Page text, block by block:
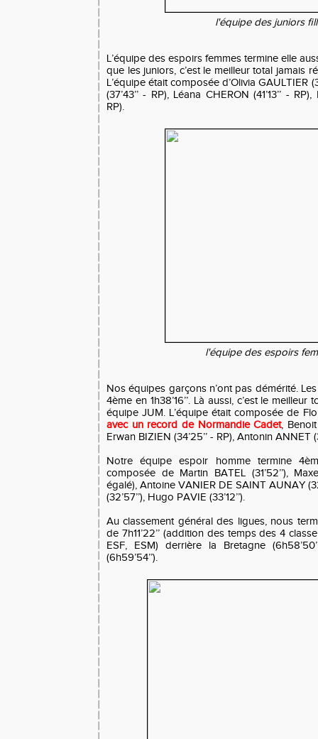
l'équipe des juniors
L’équipe des espoirs femmes termine elle
que les juniors, c’est le meilleur total jamais
L’équipe était composée d’Olivia GAULTIER
(37’43’’ - RP), Léana CHERON (41’13’’ -
RP).
l'équipe des espoirs
Nos équipes garçons n’ont pas démérité.
4ème en 1h38’16’’. Là aussi, c’est le
équipe JUM. L’équipe était composée de
avec un record de Normandie Cadet, Benoit
Erwan BIZIEN (34’25’’ - RP), Antonin ANNET
Notre équipe espoir homme termine
composée de Martin BATEL (31’52’’),
égalé), Antoine VANIER DE SAINT AUNAY
(32’57’’), Hugo PAVIE (33’12’’).
Au classement général des ligues, nous
de 7h11’22’’ (addition des temps des 4
ESF, ESM) derrière la Bretagne
(6h59’54’’).